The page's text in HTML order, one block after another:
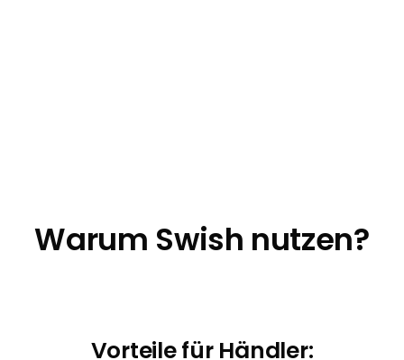
Warum Swish nutzen?
Vorteile für Händler: